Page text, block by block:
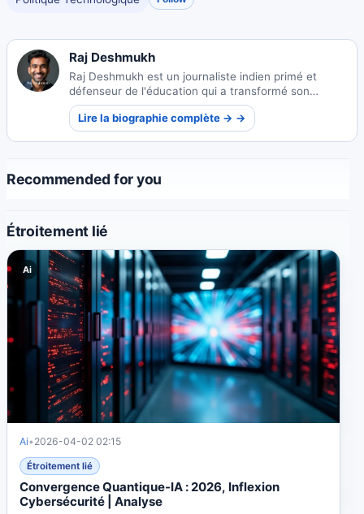
Raj Deshmukh
Raj Deshmukh est un journaliste indien primé et
défenseur de l'éducation qui a transformé son
expérience personnelle en reportages percutants sur
les écoles rurales. Son travail a déclenché des
réformes politiques et lui a valu une reconnaissance
Lire la biographie complète → →
Recommended for you
Étroitement lié
Ai
Ai• 2026-04-02 02:15
Étroitement lié
Convergence Quantique-IA : 2026, Inflexion
Cybersécurité | Analyse